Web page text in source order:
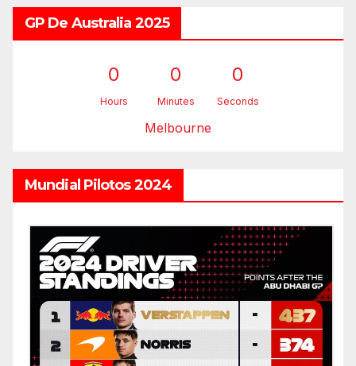
GP De Australia 2025
0
Hours
0
Minutes
0
Seconds
Melbourne
Mundial Pilotos 2024